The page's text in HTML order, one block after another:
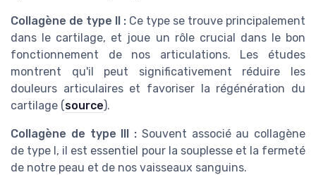
Collagène de type II : Ce type se trouve principalement
dans le cartilage, et joue un rôle crucial dans le bon
fonctionnement de nos articulations. Les études
montrent qu'il peut significativement réduire les
douleurs articulaires et favoriser la régénération du
cartilage (source).
Collagène de type III : Souvent associé au collagène
de type I, il est essentiel pour la souplesse et la fermeté
de notre peau et de nos vaisseaux sanguins.